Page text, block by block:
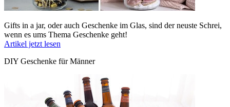
Gifts in a jar, oder auch Geschenke im Glas, sind der neuste Schrei,
wenn es ums Thema Geschenke geht!
Artikel jetzt lesen
DIY Geschenke für Männer